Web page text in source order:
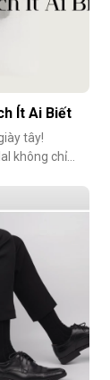
Ít Ai Biết
tây!
không chỉ
lý do vì sao
cho các